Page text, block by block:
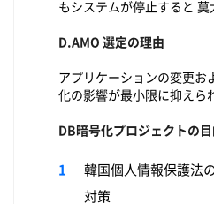
もシステムが停止すると 莫
D.AMO 選定の理由
アプリケーションの変更お
化の影響が最小限に抑えら
DB暗号化プロジェクトの
韓国個人情報保護法
対策